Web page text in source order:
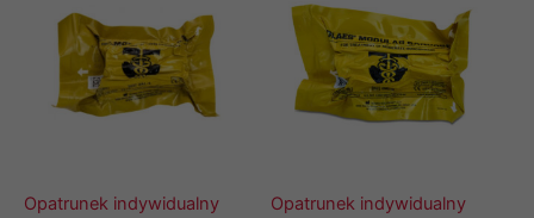
Opatrunek indywidualny
Opatrunek indywidualny